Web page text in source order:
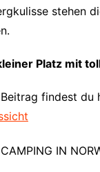
stehen
Platz mit
findest du